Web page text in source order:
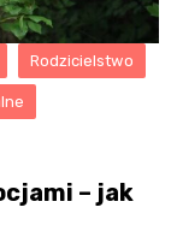
Rodzicielstwo
– jak